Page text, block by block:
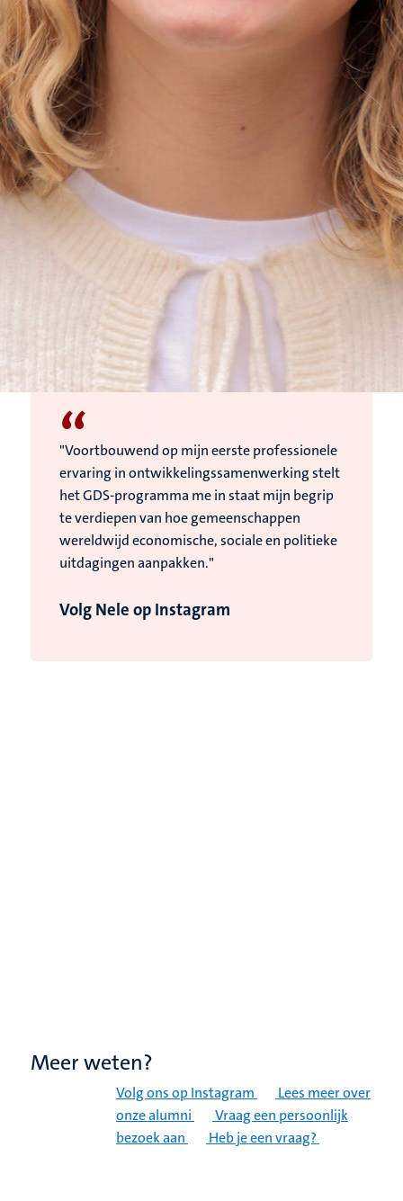
“
"Voortbouwend op mijn eerste professionele
ervaring in ontwikkelingssamenwerking stelt
het GDS-programma me in staat mijn begrip
te verdiepen van hoe gemeenschappen
wereldwijd economische, sociale en politieke
uitdagingen aanpakken."
Volg Nele op Instagram
Meer weten?
Volg ons op Instagram
Lees meer over
onze alumni
Vraag een persoonlijk
bezoek aan
Heb je een vraag?